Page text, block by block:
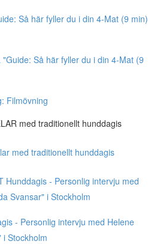
Så här fyller du i din 4-Mat (9 min)
"Guide: Så här fyller du i din 4-Mat (9
Filmövning
med traditionellt hunddagis
med traditionellt hunddagis
Hunddagis - Personlig intervju med
Svansar" i Stockholm
- Personlig intervju med Helene
i Stockholm